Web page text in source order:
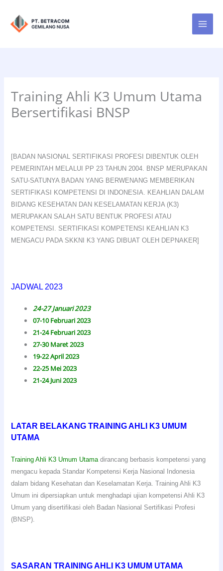
konten
Training Ahli K3 Umum Utama
Bersertifikasi BNSP
[BADAN NASIONAL SERTIFIKASI PROFESI DIBENTUK OLEH
PEMERINTAH MELALUI PP 23 TAHUN 2004. BNSP MERUPAKAN
SATU-SATUNYA BADAN YANG BERWENANG MEMBERIKAN
SERTIFIKASI KOMPETENSI DI INDONESIA. KEAHLIAN DALAM
BIDANG KESEHATAN DAN KESELAMATAN KERJA (K3)
MERUPAKAN SALAH SATU BENTUK PROFESI ATAU
KOMPETENSI. SERTIFIKASI KOMPETENSI KEAHLIAN K3
MENGACU PADA SKKNI K3 YANG DIBUAT OLEH DEPNAKER]
JADWAL 2023
24-27 Januari 2023
07-10 Februari 2023
21-24 Februari 2023
27-30 Maret 2023
19-22 April 2023
22-25 Mei 2023
21-24 Juni 2023
LATAR BELAKANG TRAINING AHLI K3 UMUM
UTAMA
Training Ahli K3 Umum Utama dirancang berbasis kompetensi yang
mengacu kepada Standar Kompetensi Kerja Nasional Indonesia
dalam bidang Kesehatan dan Keselamatan Kerja. Training Ahli K3
Umum ini dipersiapkan untuk menghadapi ujian kompetensi Ahli K3
Umum yang disertifikasi oleh Badan Nasional Sertifikasi Profesi
(BNSP).
SASARAN TRAINING AHLI K3 UMUM UTAMA